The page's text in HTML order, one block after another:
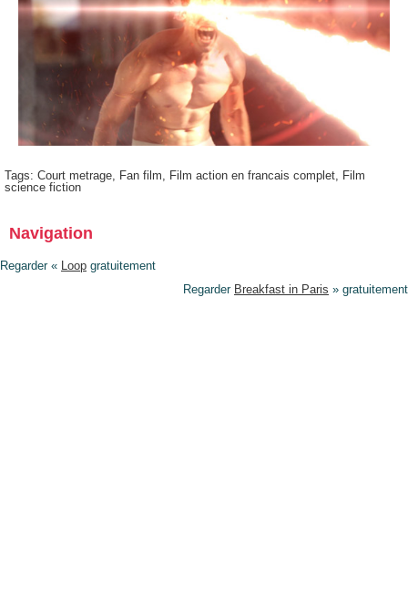
Tags: Court metrage, Fan film, Film action en francais complet, Film
science fiction
Navigation
Regarder « Loop gratuitement
Regarder Breakfast in Paris » gratuitement